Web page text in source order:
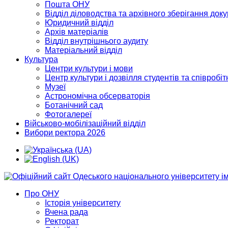
Пошта ОНУ
Відділ діловодства та архівного зберігання
Юридичний відділ
Архів матеріалів
Відділ внутрішнього аудиту
Матеріальний відділ
Культура
Центри культури і мови
Центр культури і дозвілля студентів та
Музеї
Астрономічна обсерваторія
Ботанічний сад
Фотогалереї
Військово-мобілізаційний відділ
Вибори ректора 2026
Про ОНУ
Історія університету
Вчена рада
Ректорат